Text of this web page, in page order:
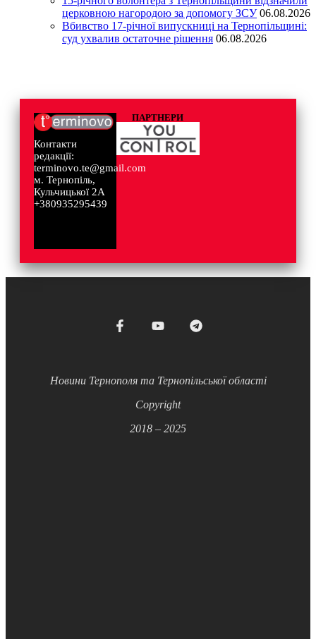
церковною нагородою за допомогу ЗСУ 06.08.2026
Вбивство 17-річної випускниці на Тернопільщині:
суд ухвалив остаточне рішення 06.08.2026
Контакти
редакції:
terminovo.te@gmail.com
м. Тернопіль,
Кульчицької 2А
+380935295439
ПАРТНЕРИ
Новини Тернополя та Тернопільської області
Copyright
2018 – 2025